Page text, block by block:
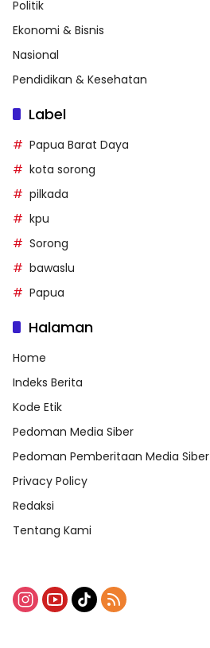
Politik
Ekonomi & Bisnis
Nasional
Pendidikan & Kesehatan
Label
Papua Barat Daya
kota sorong
pilkada
kpu
Sorong
bawaslu
Papua
Halaman
Home
Indeks Berita
Kode Etik
Pedoman Media Siber
Pedoman Pemberitaan Media Siber
Privacy Policy
Redaksi
Tentang Kami